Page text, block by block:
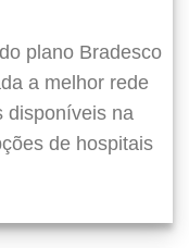
plano Bradesco
a melhor rede
disponíveis na
de hospitais